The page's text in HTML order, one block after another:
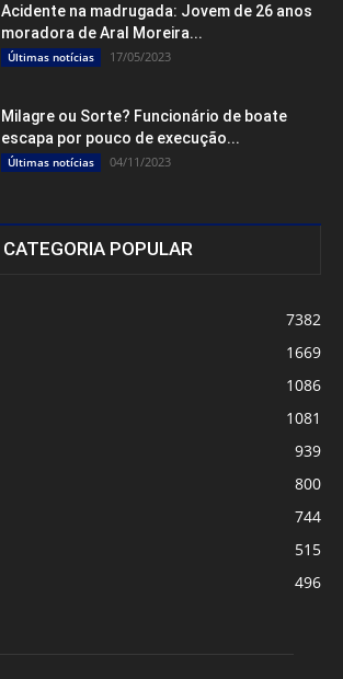
Acidente na madrugada: Jovem de 26 anos
moradora de Aral Moreira...
Últimas notícias 17/05/2023
Milagre ou Sorte? Funcionário de boate
escapa por pouco de execução...
Últimas notícias 04/11/2023
CATEGORIA POPULAR
7382
1669
1086
1081
939
800
744
515
496